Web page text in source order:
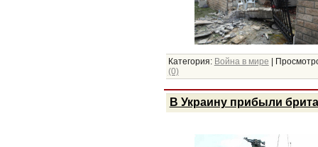
Категория: Война в мире |
(0)
В Украину прибыли